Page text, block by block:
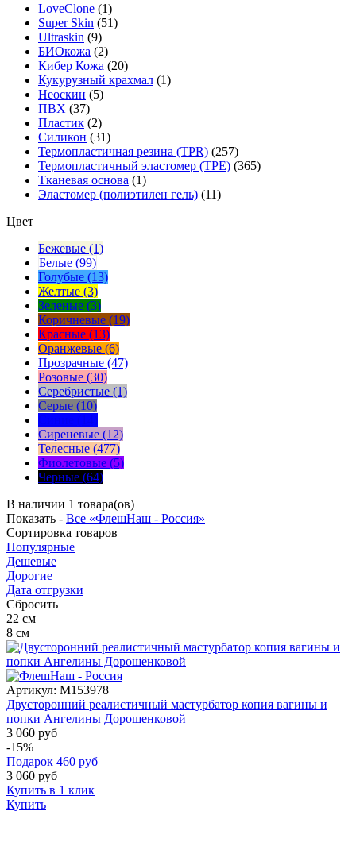
LoveClone (1)
Super Skin (51)
Ultraskin (9)
БИОкожа (2)
Кибер Кожа (20)
Кукурузный крахмал (1)
Неоскин (5)
ПВХ (37)
Пластик (2)
Силикон (31)
Термопластичная резина (TPR) (257)
Термопластичный эластомер (TPE) (365)
Тканевая основа (1)
Эластомер (полиэтилен гель) (11)
Цвет
Бежевые (1)
Белые (99)
Голубые (13)
Желтые (3)
Зеленые (3)
Коричневые (19)
Красные (13)
Оранжевые (6)
Прозрачные (47)
Розовые (30)
Серебристые (1)
Серые (10)
Сиреневые (12)
Телесные (477)
Фиолетовые (5)
Черные (64)
В наличии 1 товара(ов)
Показать - Все «ФлешНаш - Россия»
Сортировка товаров
Популярные
Дешевые
Дорогие
Дата отгрузки
Сбросить
22 см
8 см
Артикул: M153978
Двусторонний реалистичный мастурбатор копия вагины и
попки Ангелины Дорошенковой
3 060 руб
-15%
Подарок 460 руб
3 060 руб
Купить в 1 клик
Купить